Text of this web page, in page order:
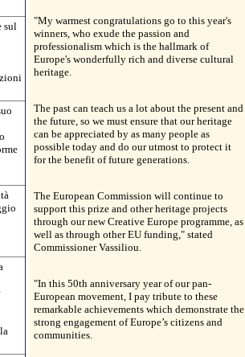
sul
"My warmest congratulations go to this year's
winners, who exude the passion and
professionalism which is the hallmark of
Europe's wonderfully rich and diverse cultural
heritage.
The past can teach us a lot about the present and
the future, so we must ensure that our heritage
can be appreciated by as many people as
possible today and do our utmost to protect it
for the benefit of future generations.
The European Commission will continue to
support this prize and other heritage projects
through our new Creative Europe programme, as
well as through other EU funding," stated
Commissioner Vassiliou.
"In this 50th anniversary year of our pan-
European movement, I pay tribute to these
remarkable achievements which demonstrate the
strong engagement of Europe’s citizens and
communities.